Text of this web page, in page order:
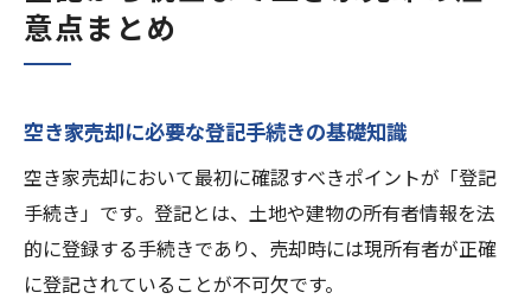
意点まとめ
空き家売却に必要な登記手続きの基礎知識
空き家売却において最初に確認すべきポイントが「登記
手続き」です。登記とは、土地や建物の所有者情報を法
的に登録する手続きであり、売却時には現所有者が正確
に登記されていることが不可欠です。